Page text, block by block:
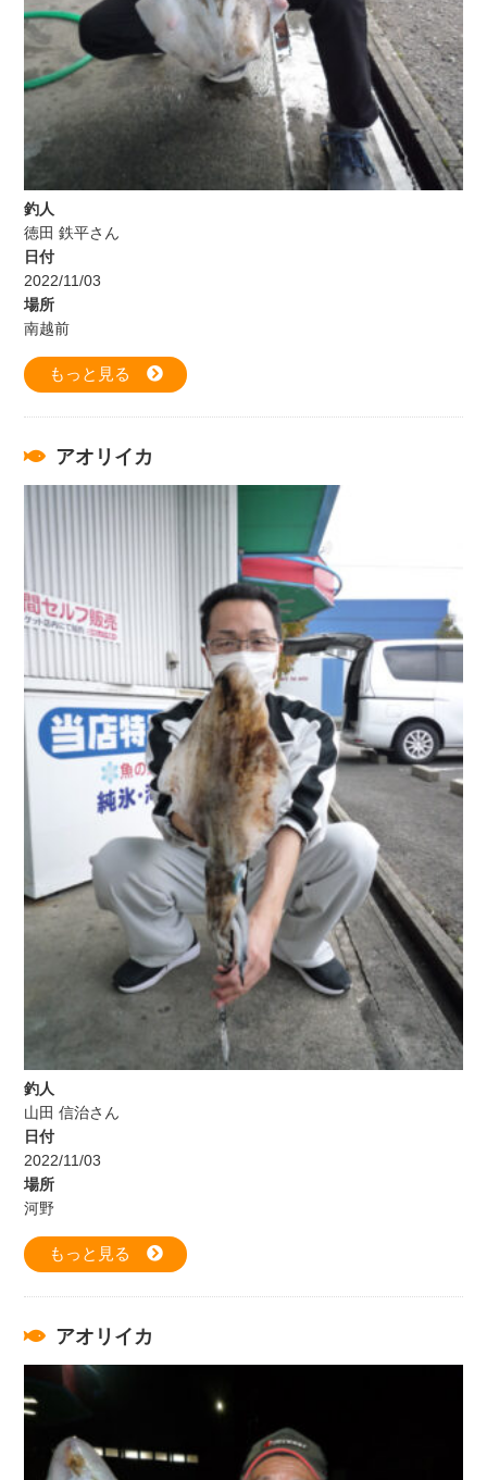
釣人
徳田 鉄平さん
日付
2022/11/03
場所
南越前
もっと見る
アオリイカ
釣人
山田 信治さん
日付
2022/11/03
場所
河野
もっと見る
アオリイカ